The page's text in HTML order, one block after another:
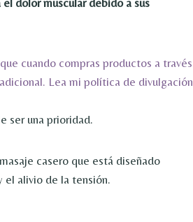
cuando compras productos a través
Lea mi política de divulgación
ser una prioridad.
casero que está diseñado
alivio de la tensión.